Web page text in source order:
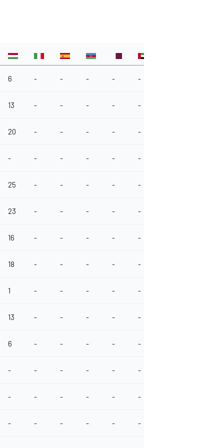
6 - - - - -
13 - - - - -
20 - - - - -
- - - - - -
25 - - - - -
23 - - - - -
16 - - - - -
18 - - - - -
1 - - - - -
13 - - - - -
6 - - - - -
- - - - - -
- - - - - -
- - - - - -